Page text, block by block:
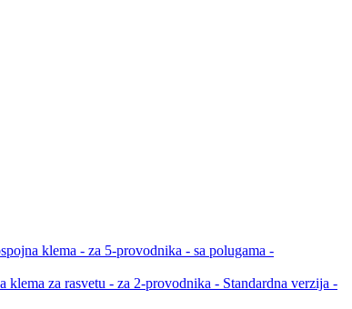
klema - za 5-provodnika - sa polugama -
klema za rasvetu - za 2-provodnika - Standardna verzija -